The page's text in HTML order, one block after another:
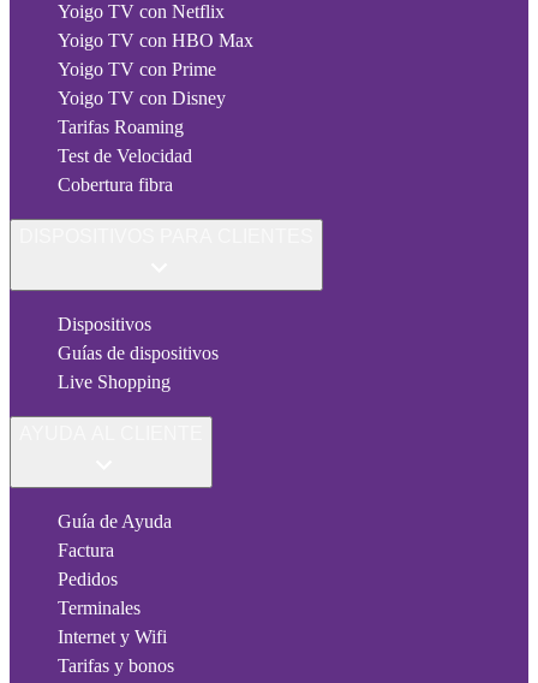
Yoigo TV con Netflix
Yoigo TV con HBO Max
Yoigo TV con Prime
Yoigo TV con Disney
Tarifas Roaming
Test de Velocidad
Cobertura fibra
Dispositivos
Guías de dispositivos
Live Shopping
Guía de Ayuda
Factura
Pedidos
Terminales
Internet y Wifi
Tarifas y bonos